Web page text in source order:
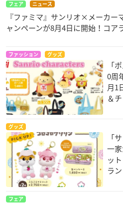
フェア ニュース
『ファミマ』サンリオ×メーカー
ャンペーンが8月4日に開始！コア
ファッション グッズ
「
0周
月1
＆
グッズ
「
一
ッ
ラ
フェア